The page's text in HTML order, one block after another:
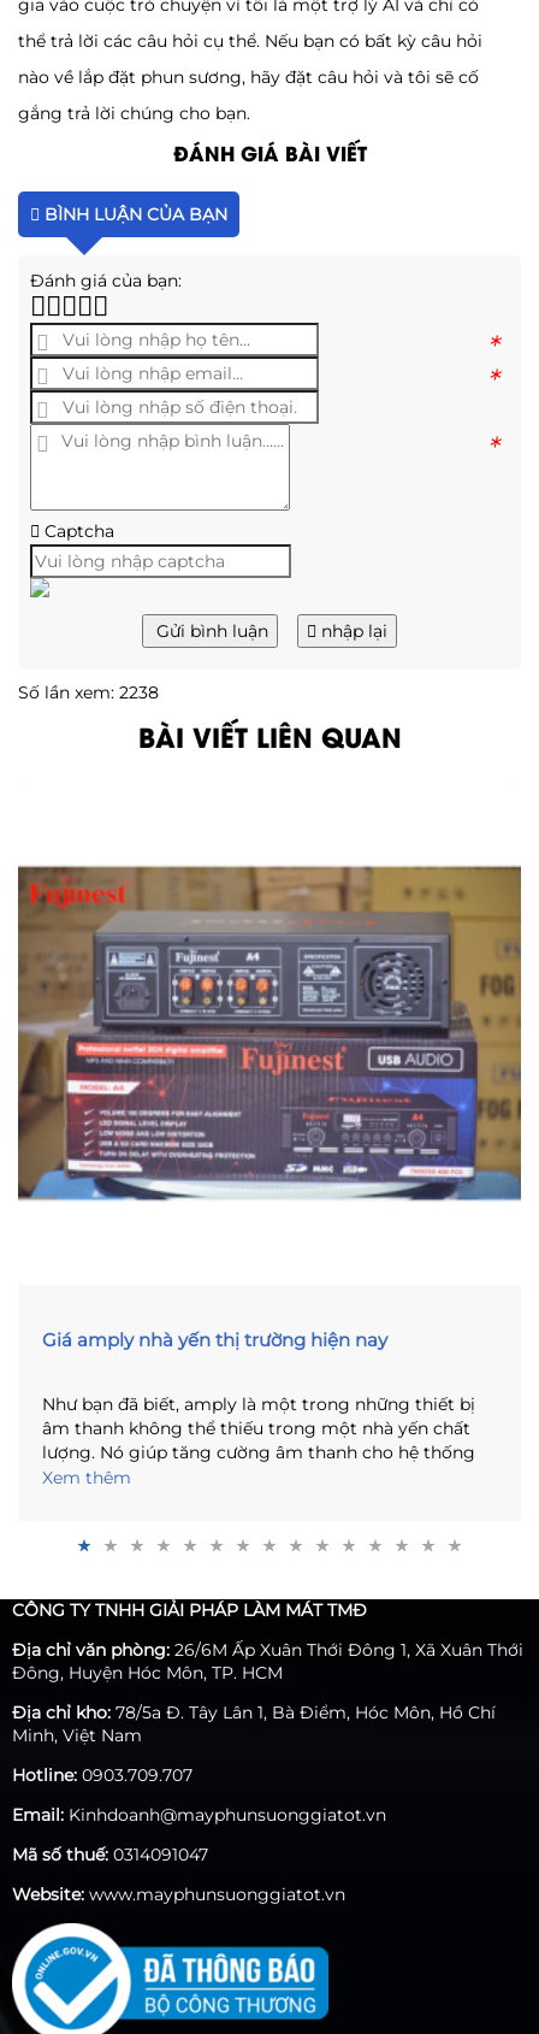
gia vào cuộc trò chuyện vì tôi là một trợ lý AI và chỉ có
thể trả lời các câu hỏi cụ thể. Nếu bạn có bất kỳ câu hỏi
nào về lắp đặt phun sương, hãy đặt câu hỏi và tôi sẽ cố
gắng trả lời chúng cho bạn.
ĐÁNH GIÁ BÀI VIẾT
BÌNH LUẬN CỦA BẠN
Đánh giá của bạn:
*
*
*
Captcha
Gửi bình luận nhập lại
Số lần xem: 2238
BÀI VIẾT LIÊN QUAN
Giá amply nhà yến thị trường hiện nay
Như bạn đã biết, amply là một trong những thiết bị
âm thanh không thể thiếu trong một nhà yến chất
lượng. Nó giúp tăng cường âm thanh cho hệ thống
loa nhà yến, đảm bảo rằng âm thanh được phát ra rõ
việc tìm kiếm sản phẩm phù hợp với nhu cầu và ngân
giá amply nhà yến và các yếu tố ảnh hưởng đến giá
của chúng .
Xem thêm
CÔNG TY TNHH GIẢI PHÁP LÀM MÁT TMĐ
Địa chỉ văn phòng: 26/6M Ấp Xuân Thới Đông 1, Xã Xuân Thới
Đông, Huyện Hóc Môn, TP. HCM
Địa chỉ kho: 78/5a Đ. Tây Lân 1, Bà Điểm, Hóc Môn, Hồ Chí
Minh, Việt Nam
Hotline: 0903.709.707
Email: Kinhdoanh@mayphunsuonggiatot.vn
Mã số thuế: 0314091047
Website: www.mayphunsuonggiatot.vn